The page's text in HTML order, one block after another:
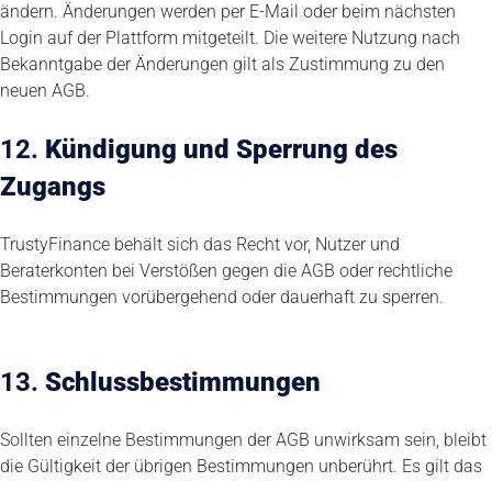
ändern. Änderungen werden per E-Mail oder beim nächsten
Login auf der Plattform mitgeteilt. Die weitere Nutzung nach
Bekanntgabe der Änderungen gilt als Zustimmung zu den
neuen AGB.
12. Kündigung und Sperrung des
Zugangs
TrustyFinance behält sich das Recht vor, Nutzer und
Beraterkonten bei Verstößen gegen die AGB oder rechtliche
Bestimmungen vorübergehend oder dauerhaft zu sperren.
13. Schlussbestimmungen
Sollten einzelne Bestimmungen der AGB unwirksam sein, bleibt
die Gültigkeit der übrigen Bestimmungen unberührt. Es gilt das